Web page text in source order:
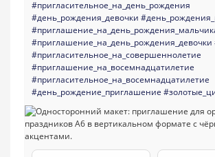
#пригласительное_на_день_рождения
#день_рождения_девочки
#приглашение_на_день_рождения_девочки
#пригласительное_на_совершеннолетие
#приглашение_на_восемнадцатилетие
#пригласительное_на_восемнадцатилетие
#день_рождение_приглашение